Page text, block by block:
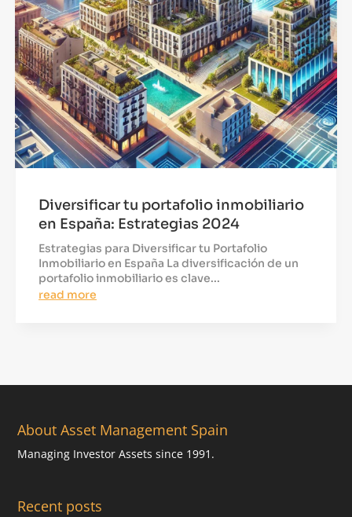
Diversificar tu portafolio inmobiliario
en España: Estrategias 2024
Estrategias para Diversificar tu Portafolio
Inmobiliario en España La diversificación de un
portafolio inmobiliario es clave...
read more
About Asset Management Spain
Managing Investor Assets since 1991.
Recent posts